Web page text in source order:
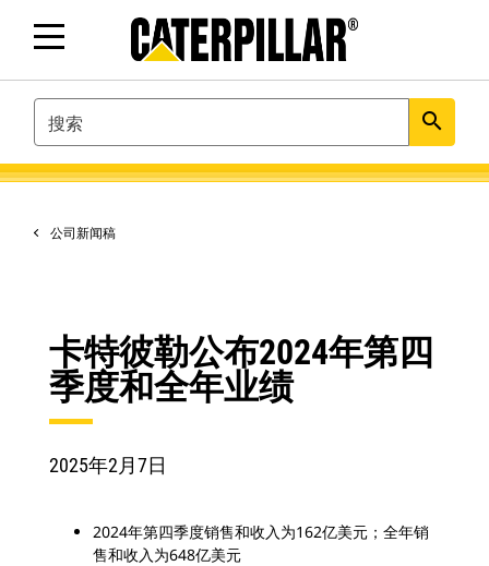
SEARCH search
公司新闻稿
卡特彼勒公布2024年第四
季度和全年业绩
2025年2月7日
2024年第四季度销售和收入为162亿美元；全年销
售和收入为648亿美元